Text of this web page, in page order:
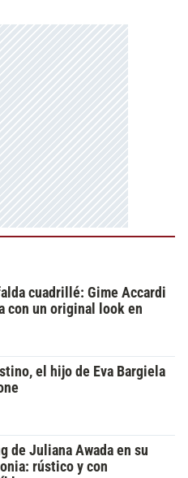
cuadrillé: Gime Accardi
con un original look en
el hijo de Eva Bargiela
de Juliana Awada en su
rústico y con